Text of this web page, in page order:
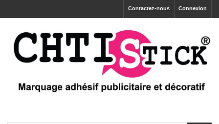
Connexion
Contactez-nous